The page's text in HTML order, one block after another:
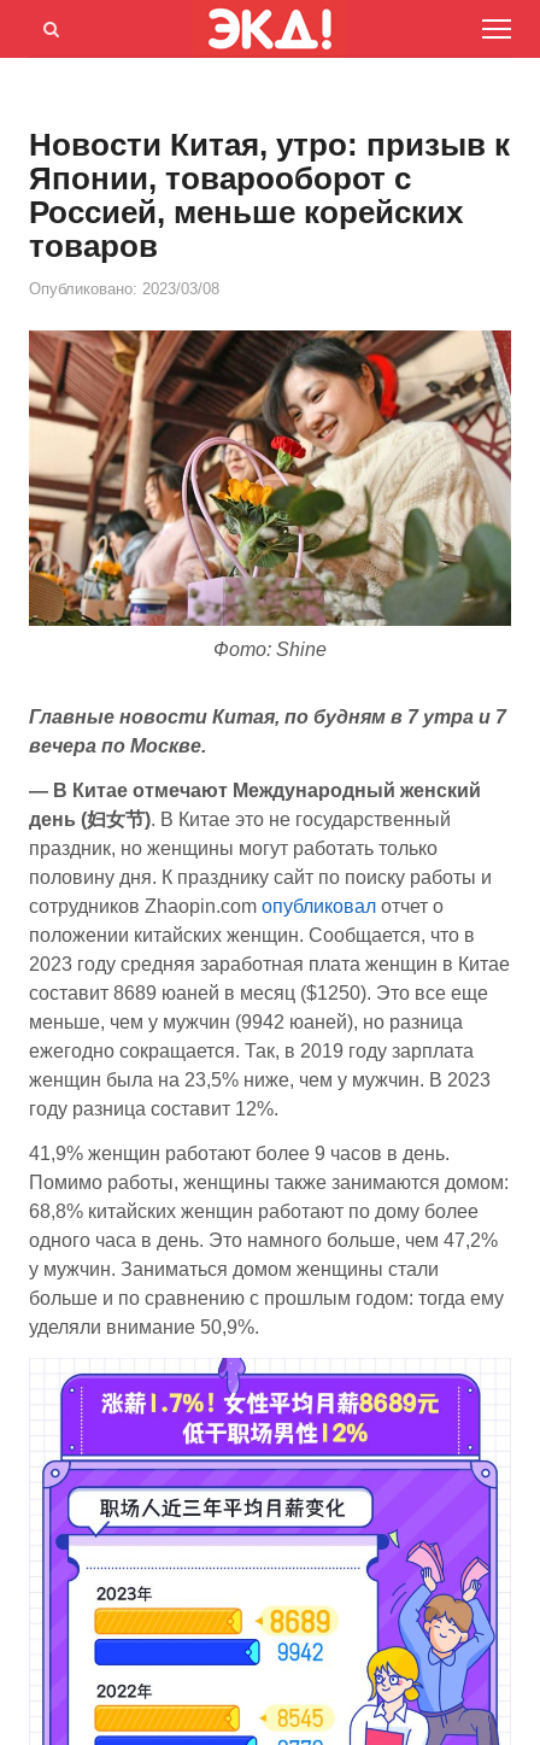
Menu
Открыть
Новости Китая, утро: призыв к
Японии, товарооборот с
Россией, меньше корейских
товаров
Опубликовано: 2023/03/08
Фото: Shine
Главные новости Китая, по будням в 7 утра и 7
вечера по Москве.
— В Китае отмечают Международный женский
день (妇女节). В Китае это не государственный
праздник, но женщины могут работать только
половину дня. К празднику сайт по поиску работы и
сотрудников Zhaopin.com опубликовал отчет о
положении китайских женщин. Сообщается, что в
2023 году средняя заработная плата женщин в Китае
составит 8689 юаней в месяц ($1250). Это все еще
меньше, чем у мужчин (9942 юаней), но разница
ежегодно сокращается. Так, в 2019 году зарплата
женщин была на 23,5% ниже, чем у мужчин. В 2023
году разница составит 12%.
41,9% женщин работают более 9 часов в день.
Помимо работы, женщины также занимаются домом:
68,8% китайских женщин работают по дому более
одного часа в день. Это намного больше, чем 47,2%
у мужчин. Заниматься домом женщины стали
больше и по сравнению с прошлым годом: тогда ему
уделяли внимание 50,9%.